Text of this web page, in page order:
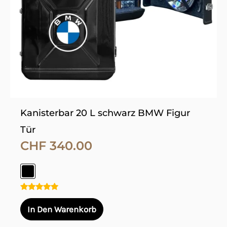
Kanisterbar 20 L schwarz BMW Figur
Tür
CHF 340.00
Bewertet
mit
5.00
von 5
In Den Warenkorb
Optionen
können
auf
der
Produktseite